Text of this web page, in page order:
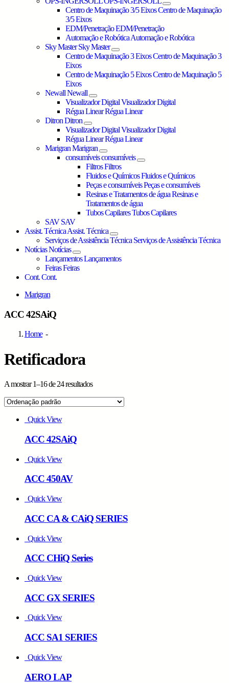
Centro de Maquinação 3/5 EixosCentro de Maquinação
3/5 Eixos
EDM/PenetraçãoEDM/Penetração
Automação e RobóticaAutomação e Robótica
Sky Master Sky Master
Centro de Maquinação 3 EixosCentro de Maquinação 3
Eixos
Centro de Maquinação 5 EixosCentro de Maquinação 5
Eixos
NewallNewall
Visualizador DigitalVisualizador Digital
Régua LinearRégua Linear
DitronDitron
Visualizador DigitalVisualizador Digital
Régua LinearRégua Linear
MarigranMarigran
consumíveisconsumíveis
FiltrosFiltros
Fluidos e QuímicosFluidos e Químicos
Peças e consumíveisPeças e consumíveis
Resinas e Tratamentos de águaResinas e
Tratamentos de água
Tubos CapilaresTubos Capilares
SAV SAV
Assist. TécnicaAssist. Técnica
Serviços de Assistência Técnica Serviços de Assistência Técnica
NotíciasNotícias
LançamentosLançamentos
FeirasFeiras
Cont.Cont.
Marigran
ACC 42SAiQ
Home-
Retificadora
A mostrar 1–16 de 24 resultados
Grid
List
Quick View
ACC 42SAiQ
Quick View
ACC 450AV
Quick View
ACC CA & CAiQ SERIES
Quick View
ACC CHiQ Series
Quick View
ACC GX SERIES
Quick View
ACC SA1 SERIES
Quick View
AERO LAP